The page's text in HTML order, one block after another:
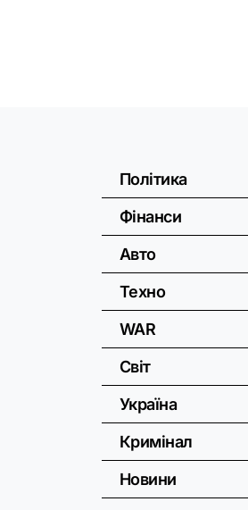
Політика
Фінанси
Авто
Техно
WAR
Світ
Україна
Кримінал
Новини